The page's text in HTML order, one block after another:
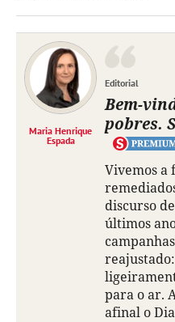
Maria Henrique
Espada
Editorial
Bem-
pobres.
Vivemos a
discurso
últimos
para o ar.
afinal o